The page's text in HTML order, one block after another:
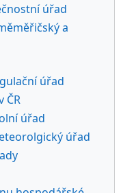
úřad
a
úřad
ČR
úřad
úřad